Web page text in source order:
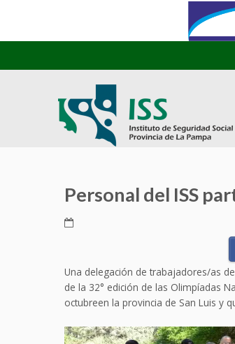
Personal del ISS
Una delegación de trabajadores/as
de la 32° edición de las Olimpíadas
octubreen la provincia de San Luis y